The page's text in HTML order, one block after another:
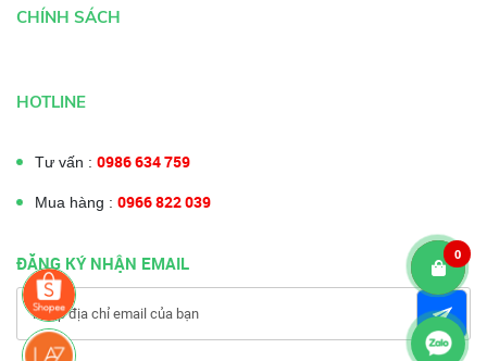
CHÍNH SÁCH
HOTLINE
Tư vấn : 0986 634 759
Mua hàng : 0966 822 039
ĐĂNG KÝ NHẬN EMAIL 0